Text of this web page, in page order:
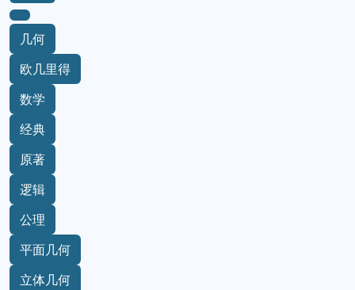
几何
欧几里得
数学
经典
原著
逻辑
公理
平面几何
立体几何